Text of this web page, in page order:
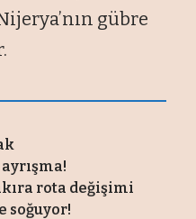
gübre
rota değişimi
soğuyor!